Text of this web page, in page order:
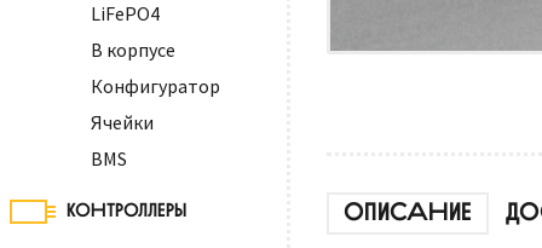
LiFePO4
В корпусе
Конфигуратор
Ячейки
BMS
КОНТРОЛЛЕРЫ ОПИСАНИЕ